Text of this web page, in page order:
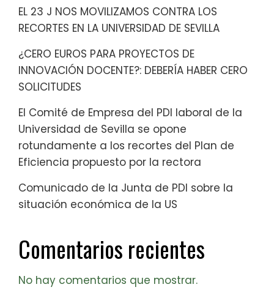
EL 23 J NOS MOVILIZAMOS CONTRA LOS
RECORTES EN LA UNIVERSIDAD DE SEVILLA
¿CERO EUROS PARA PROYECTOS DE
INNOVACIÓN DOCENTE?: DEBERÍA HABER CERO
SOLICITUDES
El Comité de Empresa del PDI laboral de la
Universidad de Sevilla se opone
rotundamente a los recortes del Plan de
Eficiencia propuesto por la rectora
Comunicado de la Junta de PDI sobre la
situación económica de la US
Comentarios recientes
No hay comentarios que mostrar.